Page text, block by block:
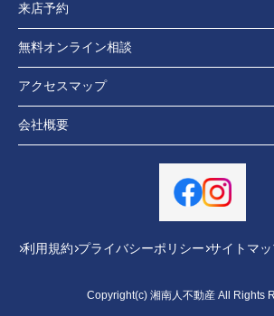
来店予約
無料オンライン相談
アクセスマップ
会社概要
利用規約 プライバシーポリシー サイトマ
Copyright(c) 湘南人不動産 All Rights